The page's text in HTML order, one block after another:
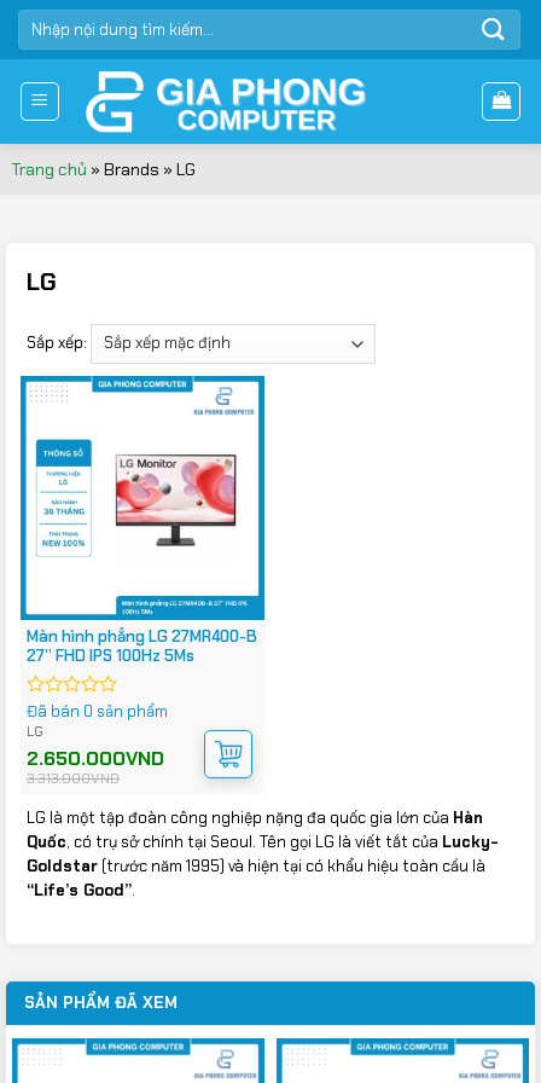
Bỏ
qua
dung
TÌM
KIẾM:
Trang chủ » Brands » LG
LG
Sắp xếp:
Màn hình phẳng LG 27MR400-B
27” FHD IPS 100Hz 5Ms
Được
xếp
0
5
Đã bán 0 sản phẩm
LG
3.313.000VND
Giá
gốc
là:
2.650.000VND
Giá
hiện
tại
2.650.000VND.
LG là một tập đoàn công nghiệp nặng đa quốc gia lớn của Hàn
Quốc, có trụ sở chính tại Seoul. Tên gọi LG là viết tắt của Lucky-
Goldstar (trước năm 1995) và hiện tại có khẩu hiệu toàn cầu là
“Life’s Good”.
SẢN PHẨM ĐÃ XEM